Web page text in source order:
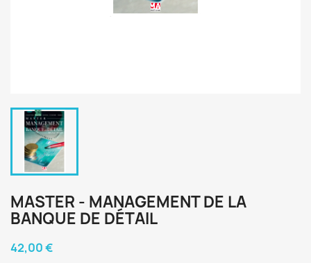
MASTER - MANAGEMENT DE LA
BANQUE DE DÉTAIL
42,00 €